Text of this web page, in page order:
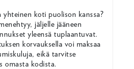
yhteinen koti puolison kanssa?
jäljelle jääneen
yleensä tuplaantuvat.
korvauksella voi maksaa
eikä tarvitse
omasta kodista.